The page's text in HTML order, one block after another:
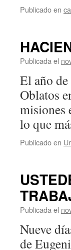
Publicado en
Publicada el
El año
Oblatos
misiones
lo que
Publicado en
Publicada el
Nueve
de